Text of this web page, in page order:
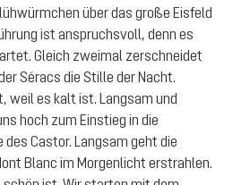
über das große Eisfeld
ist anspruchsvoll, denn es
Gleich zweimal zerschneidet
Séracs die Stille der Nacht.
weil es kalt ist. Langsam und
hoch zum Einstieg in die
Castor. Langsam geht die
Blanc im Morgenlicht erstrahlen.